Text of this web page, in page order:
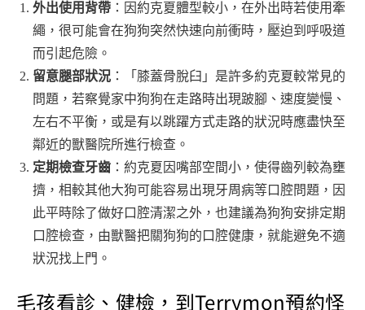
外出使用背帶 ：因約克夏體型較小，在外出時若使用牽
繩，很可能會在狗狗突然快速向前衝時，壓迫到呼吸道
而引起危險。
留意腿部狀況 ：「膝蓋骨脫臼」是許多約克夏較常見的
問題，若察覺家中狗狗在走路時出現跛腳、速度變慢、
左右不平衡，或是有以跳躍方式走路的狀況時應盡快至
鄰近的獸醫院所進行檢查。
定期檢查牙齒 ：約克夏因嘴部空間小，使得齒列較為壅
擠，相較其他大狗可能容易出現牙周病等口腔問題，因
此平時除了做好口腔清潔之外，也建議為狗狗安排定期
口腔檢查，由獸醫把關狗狗的口腔健康，就能避免不適
狀況找上門。
毛孩看診、健檢，到Terrymon預約怪